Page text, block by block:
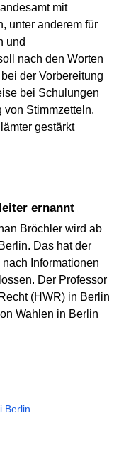
mit
unter anderem für
und
nach den Worten
der Vorbereitung
bei Schulungen
von Stimmzetteln.
gestärkt
ernannt
Bröchler wird ab
Das hat der
Informationen
Der Professor
(HWR) in Berlin
Wahlen in Berlin
Berlin